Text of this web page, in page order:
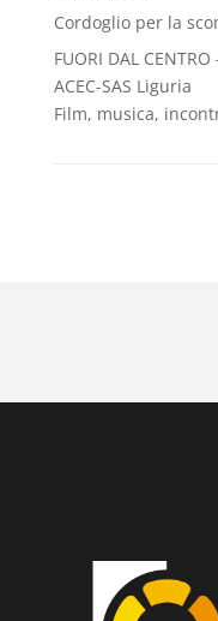
Cordoglio per la
FUORI DAL
ACEC-SAS Liguria
Film, musica,